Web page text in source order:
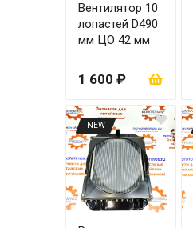
Вентилятор 10
лопастей D490
мм ЦО 42 мм
1 600 ₽
NEW